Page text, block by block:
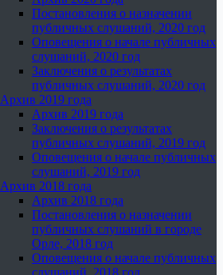
Постановления о назначении
публичных слушаний, 2020 год
Оповещения о начале публичных
слушаний, 2020 год
Заключения о результатах
публичных слушаний, 2020 год
Архив 2019 года
Архив 2019 года
Заключения о результатах
публичных слушаний, 2019 год
Оповещения о начале публичных
слушаний, 2019 год
Архив 2018 года
Архив 2018 года
Постановления о назначении
публичных слушаний в городе
Орле, 2018 год
Оповещения о начале публичных
слушаний, 2018 год